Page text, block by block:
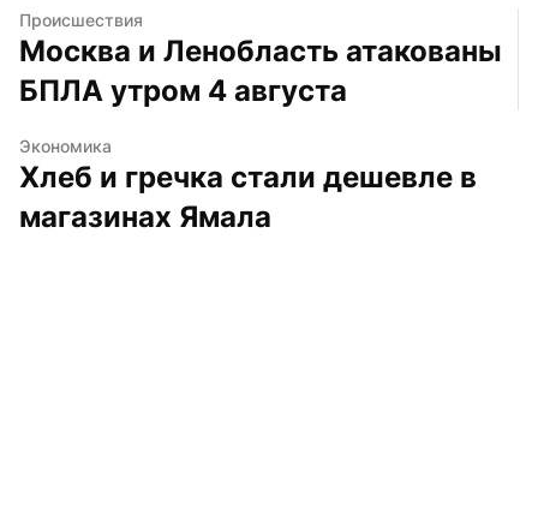
Происшествия
Москва и Ленобласть атакованы
БПЛА утром 4 августа
Экономика
Хлеб и гречка стали дешевле в
магазинах Ямала